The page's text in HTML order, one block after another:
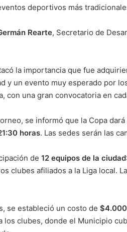
deportivos más
Rearte, Secretario de
la importancia que fue
y un evento muy esperado por
con una gran convocatoria en
se informó que la Copa
horas. Las sedes serán las
de 12 equipos de la ciudad
clubes afiliados a la Liga local.
se estableció un costo de $4.000
los clubes, donde el Municipio